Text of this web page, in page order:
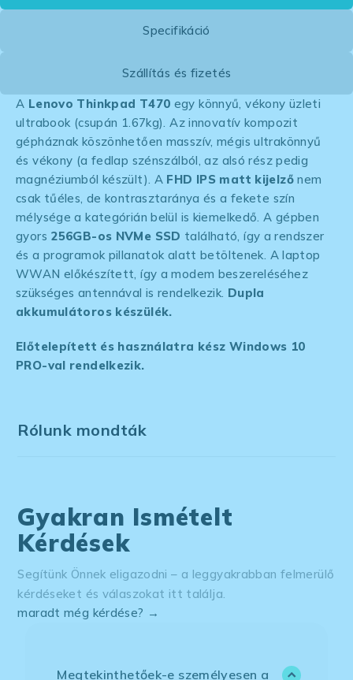
Specifikáció
Szállítás és fizetés
A Lenovo Thinkpad T470 egy könnyű, vékony üzleti
ultrabook (csupán 1.67kg). Az innovatív kompozit
gépháznak köszönhetően masszív, mégis ultrakönnyű
és vékony (a fedlap szénszálból, az alsó rész pedig
magnéziumból készült). A FHD IPS matt kijelzőnem
csak tűéles, de kontrasztaránya és a fekete szín
mélysége a kategórián belül is kiemelkedő. A gépben
gyors 256GB-os NVMe SSD található, így a rendszer
és a programok pillanatok alatt betöltenek. A laptop
WWAN előkészített, így a modem beszereléséhez
szükséges antennával is rendelkezik. Dupla
akkumulátoros készülék.
Előtelepített és használatra kész Windows 10
PRO-val rendelkezik.
Rólunk mondták
Gyakran Ismételt
Kérdések
Segítünk Önnek eligazodni – a leggyakrabban felmerülő
kérdéseket és válaszokat itt találja.
maradt még kérdése? →
Megtekinthetőek-e személyesen a